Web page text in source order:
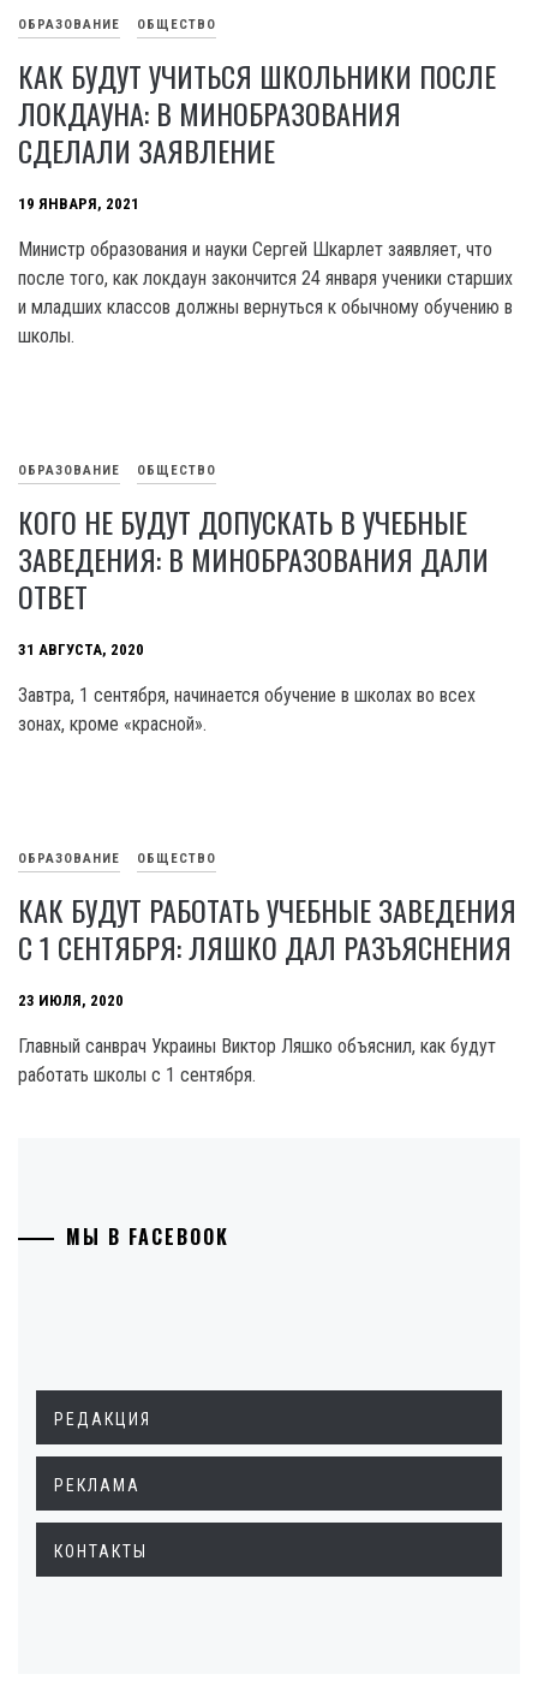
ОБРАЗОВАНИЕ ОБЩЕСТВО
КАК БУДУТ УЧИТЬСЯ ШКОЛЬНИКИ ПОСЛЕ
ЛОКДАУНА: В МИНОБРАЗОВАНИЯ
СДЕЛАЛИ ЗАЯВЛЕНИЕ
19 ЯНВАРЯ, 2021
Министр образования и науки Сергей Шкарлет заявляет, что
после того, как локдаун закончится 24 января ученики старших
и младших классов должны вернуться к обычному обучению в
школы.
ОБРАЗОВАНИЕ ОБЩЕСТВО
КОГО НЕ БУДУТ ДОПУСКАТЬ В УЧЕБНЫЕ
ЗАВЕДЕНИЯ: В МИНОБРАЗОВАНИЯ ДАЛИ
ОТВЕТ
31 АВГУСТА, 2020
Завтра, 1 сентября, начинается обучение в школах во всех
зонах, кроме «красной».
ОБРАЗОВАНИЕ ОБЩЕСТВО
КАК БУДУТ РАБОТАТЬ УЧЕБНЫЕ ЗАВЕДЕНИЯ
С 1 СЕНТЯБРЯ: ЛЯШКО ДАЛ РАЗЪЯСНЕНИЯ
23 ИЮЛЯ, 2020
Главный санврач Украины Виктор Ляшко объяснил, как будут
работать школы с 1 сентября.
МЫ В FACEBOOK
РЕДАКЦИЯ
РЕКЛАМА
КОНТАКТЫ